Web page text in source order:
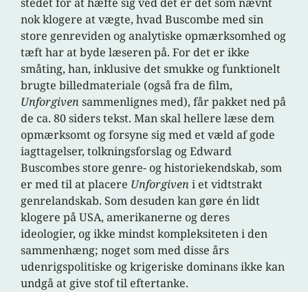
nok klogere at vægte, hvad Buscombe med sin
store genreviden og analytiske opmærksomhed og
tæft har at byde læseren på. For det er ikke
småting, han, inklusive det smukke og funktionelt
brugte billedmateriale (også fra de film,
Unforgivensammenlignes med), får pakket ned på
de ca. 80 siders tekst. Man skal hellere læse dem
opmærksomt og forsyne sig med et væld af gode
iagttagelser, tolkningsforslag og Edward
Buscombes store genre- og historiekendskab, som
er med til at placere Unforgiveni et vidtstrakt
genrelandskab. Som desuden kan gøre én lidt
klogere på USA, amerikanerne og deres
ideologier, og ikke mindst kompleksiteten i den
sammenhæng; noget som med disse års
udenrigspolitiske og krigeriske dominans ikke kan
undgå at give stof til eftertanke.